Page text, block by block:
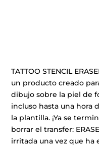
TATTOO STENCIL
un producto creado
dibujo sobre la piel de
incluso hasta una hora
la plantilla. ¡Ya se
borrar el transfer:
irritada una vez que ha